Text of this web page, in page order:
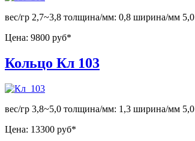
вес/гр 2,7~3,8 толщина/мм: 0,8 ширина/мм 5,0
Цена: 9800 руб*
Кольцо Кл 103
вес/гр 3,8~5,0 толщина/мм: 1,3 ширина/мм 5,0
Цена: 13300 руб*